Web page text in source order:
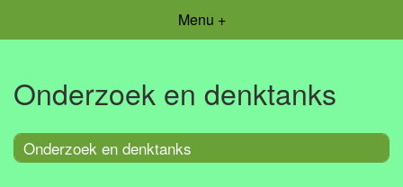
Menu +
Onderzoek en denktanks
Onderzoek en denktanks